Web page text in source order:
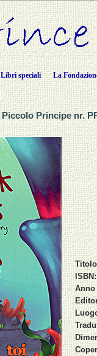
Libri speciali La
Piccolo Principe nr.
ISBN:
Anno